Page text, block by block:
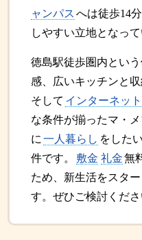
ャンパス へは徒歩14
しやすい立地となって
徳島駅徒歩圏内とい
感、広いキッチンと
そして インターネッ
な条件が揃ったマ・
に 一人暮らし をした
件です。
敷金 礼金無
ため、新生活をスタ
す。ぜひご検討くださ